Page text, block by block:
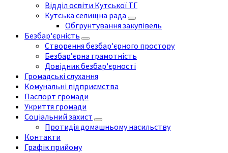
Відділ освіти Кутської ТГ
Кутська селищна рада
Обгрунтування закупівель
Безбар'єрність
Створення безбар'єрного простору
Безбар’єрна грамотність
Довідник безбар'єрності
Громадські слухання
Комунальні підприємства
Паспорт громади
Укриття громади
Соціальний захист
Протидія домашньому насильству
Контакти
Графік прийому